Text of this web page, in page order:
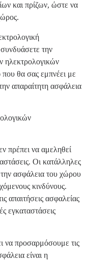
και πρίζων, ώστε να
την
ηλεκτρολογικών
θα σας εμπνέει με
απαραίτητη ασφάλεια
πρέπει να αμεληθεί
Οι κατάλληλες
ασφάλεια του χώρου
κινδύνους.
απαιτήσεις ασφαλείας
εγκαταστάσεις
να προσαρμόσουμε τις
είναι η